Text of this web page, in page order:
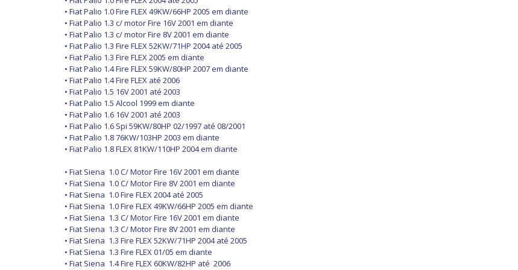
• FiatPalio 1.0 Fire FLEX 49KW/66HP 2005 em diante
• FiatPalio 1.3 c/ motor Fire 16V 2001 em diante
• FiatPalio 1.3 c/ motor Fire 8V 2001 em diante
• FiatPalio 1.3 Fire FLEX 52KW/71HP 2004 até 2005
• FiatPalio 1.3 Fire FLEX 2005 em diante
• FiatPalio 1.4 Fire FLEX 59KW/80HP 2007 em diante
• FiatPalio 1.4 Fire FLEX até 2006
• FiatPalio 1.5 16V 2001 até 2003
• FiatPalio 1.5 Alcool 1999 em diante
• FiatPalio 1.6 16V 2001 até 2003
• FiatPalio 1.6 Spi 59KW/80HP 02/1997 até 08/2001
• FiatPalio 1.8 76KW/103HP 2003 em diante
• FiatPalio 1.8 FLEX 81KW/110HP 2004 em diante
• Fiat Siena 1.0 C/ Motor Fire 16V 2001 em diante
• Fiat Siena 1.0 C/ Motor Fire 8V 2001 em diante
• Fiat Siena 1.0 Fire FLEX 2004 até 2005
• Fiat Siena 1.0 Fire FLEX 49KW/66HP 2005 em diante
• Fiat Siena 1.3 C/ Motor Fire 16V 2001 em diante
• Fiat Siena 1.3 C/ Motor Fire 8V 2001 em diante
• Fiat Siena 1.3 Fire FLEX 52KW/71HP 2004 até 2005
• Fiat Siena 1.3 Fire FLEX 01/05 em diante
• Fiat Siena 1.4 Fire FLEX 60KW/82HP até 2006